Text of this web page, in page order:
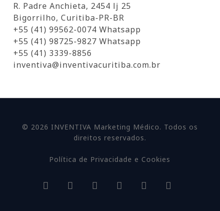
R. Padre Anchieta, 2454 lj 25
Bigorrilho, Curitiba-PR-BR
+55 (41) 99562-0074 Whatsapp
+55 (41) 98725-9827 Whatsapp
+55 (41) 3339-8856
inventiva@inventivacuritiba.com.br
© 2026 INVENTIVA Marketing Médico. Todos os
direitos reservados.
Política de Privacidade e Cookies
facebooklinkedinyoutubegoogle-instagramwhatsapp